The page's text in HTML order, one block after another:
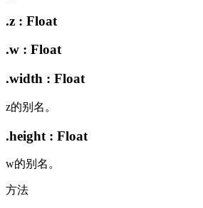
.z : Float
.w : Float
.width : Float
z的别名。
.height : Float
w的别名。
方法